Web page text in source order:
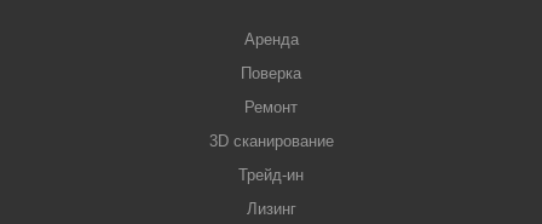
Аренда
Поверка
Ремонт
3D сканирование
Трейд-ин
Лизинг